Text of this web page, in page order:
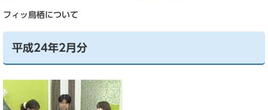
フィッ鳥栖について
平成24年2月分